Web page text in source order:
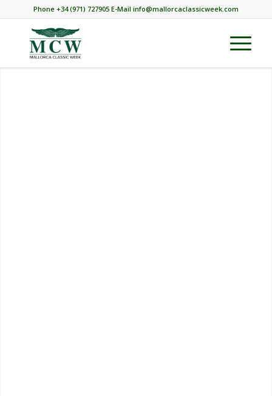
Phone +34 (971) 727905 E-Mail info@mallorcaclassicweek.com